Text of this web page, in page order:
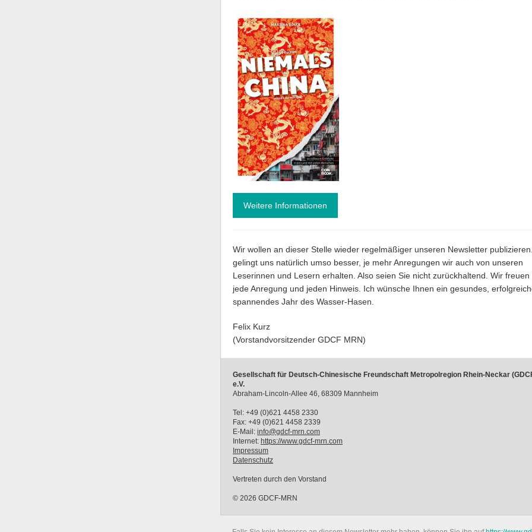
Weitere Informationen
Wir wollen an dieser Stelle wieder regelmäßiger unseren Newsletter
gelingt uns natürlich umso besser, je mehr Anregungen wir auch von unseren
Leserinnen und Lesern erhalten. Also seien Sie nicht zurückhaltend. Wir freuen
jede Anregung und jeden Hinweis. Ich wünsche Ihnen ein gesundes,
spannendes Jahr des Wasser-Hasen.
Felix Kurz
(Vorstandvorsitzender GDCF MRN)
Gesellschaft für Deutsch-Chinesische Freundschaft Metropolregion Rhein-Neckar
e.V.
Abraham-Lincoln-Allee 46, 68309 Mannheim
Tel: +49 (0)621 4458 2330
Fax: +49 (0)621 4458 2339
E-Mail: info@gdcf-mrn.com
Internet: https://www.gdcf-mrn.com
Impressum
Datenschutz
Vertreten durch den Vorstand
© 2026 GDCF-MRN